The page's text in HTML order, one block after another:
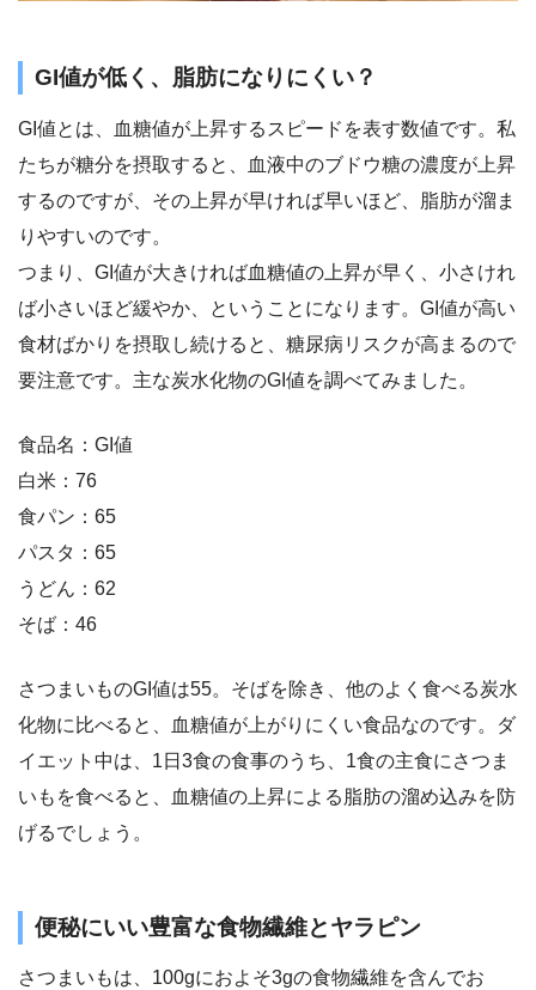
GI値が低く、脂肪になりにくい？
GI値とは、血糖値が上昇するスピードを表す数値です。私
たちが糖分を摂取すると、血液中のブドウ糖の濃度が上昇
するのですが、その上昇が早ければ早いほど、脂肪が溜ま
りやすいのです。
つまり、GI値が大きければ血糖値の上昇が早く、小さけれ
ば小さいほど緩やか、ということになります。GI値が高い
食材ばかりを摂取し続けると、糖尿病リスクが高まるので
要注意です。主な炭水化物のGI値を調べてみました。
食品名：GI値
白米：76
食パン：65
パスタ：65
うどん：62
そば：46
さつまいものGI値は55。そばを除き、他のよく食べる炭水
化物に比べると、血糖値が上がりにくい食品なのです。ダ
イエット中は、1日3食の食事のうち、1食の主食にさつま
いもを食べると、血糖値の上昇による脂肪の溜め込みを防
げるでしょう。
便秘にいい豊富な食物繊維とヤラピン
さつまいもは、100gにおよそ3gの食物繊維を含んでお